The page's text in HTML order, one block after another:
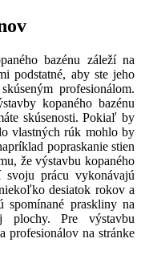
bazénu záleží na
podstatné, aby ste jeho
profesionálom.
kopaného bazénu
skúsenosti. Pokiaľ by
vlastných rúk mohlo by
popraskanie stien
že výstavbu kopaného
svoju prácu vykonávajú
desiatok rokov a
spomínané praskliny na
plochy. Pre výstavbu
profesionálov na stránke